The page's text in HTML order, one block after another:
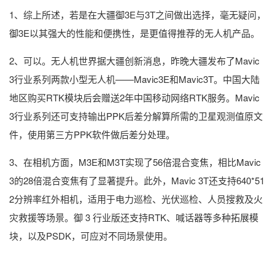
1、综上所述，若是在大疆御3E与3T之间做出选择，毫无疑问，
御3E以其强大的性能和便携性，是更值得推荐的无人机产品。
2、可以。无人机世界据大疆创新消息，昨晚大疆发布了Mavic
3行业系列两款小型无人机——Mavic3E和Mavic3T。中国大陆
地区购买RTK模块后会赠送2年中国移动网络RTK服务。Mavic
3行业系列还可支持输出PPK后差分解算所需的卫星观测值原文
件，使用第三方PPK软件做后差分处理。
3、在相机方面，M3E和M3T实现了56倍混合变焦，相比Mavic
3的28倍混合变焦有了显著提升。此外，Mavic 3T还支持640*51
2分辨率红外相机，适用于电力巡检、光伏巡检、人员搜救及火
灾救援等场景。御 3 行业版还支持RTK、喊话器等多种拓展模
块，以及PSDK，可应对不同场景使用。